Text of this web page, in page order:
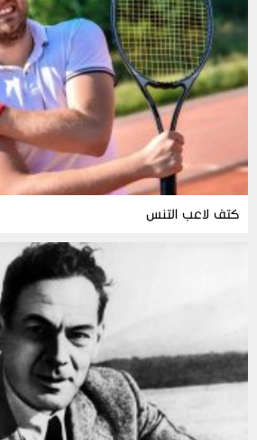
كتف لاعب التنس